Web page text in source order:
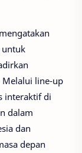
untuk
line-up
interaktif di
dalam
dan
depan